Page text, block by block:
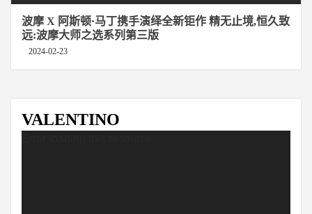
波摩 X 阿斯顿·马丁携手演绎全新钜作 精无止境,恒久致
远:波摩大师之选系列第三版
2024-02-23
VALENTINO